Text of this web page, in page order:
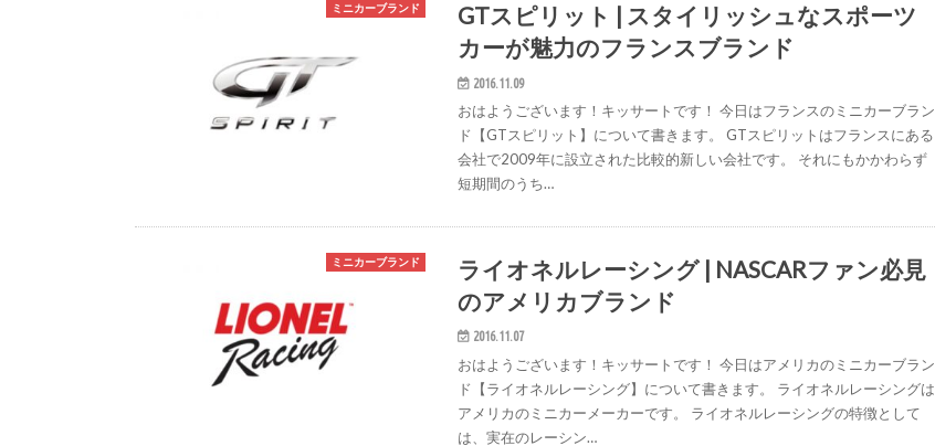
ミニカーブランド
GTスピリット | スタイリッシュなスポーツ
カーが魅力のフランスブランド
2016.11.09
おはようございます！キッサートです！ 今日はフランスのミニカーブラン
ド【GTスピリット】について書きます。 GTスピリットはフランスにある
会社で2009年に設立された比較的新しい会社です。 それにもかかわらず
短期間のうち…
ミニカーブランド
ライオネルレーシング | NASCARファン必見
のアメリカブランド
2016.11.07
おはようございます！キッサートです！ 今日はアメリカのミニカーブラン
ド【ライオネルレーシング】について書きます。 ライオネルレーシングは
アメリカのミニカーメーカーです。 ライオネルレーシングの特徴として
は、実在のレーシン…